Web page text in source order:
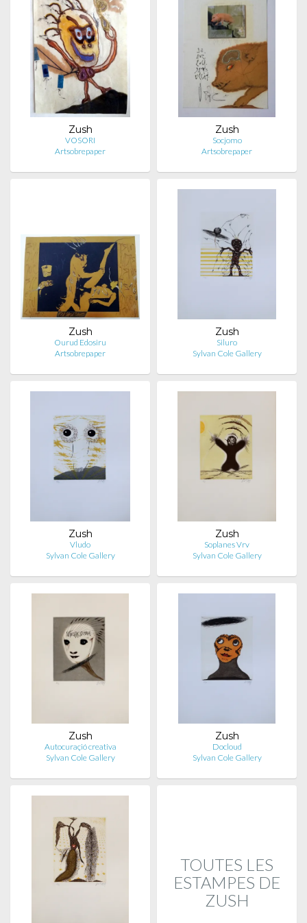
Zush
VOSORI
Artsobrepaper
Zush
Socjomo
Artsobrepaper
Zush
Ourud Edosiru
Artsobrepaper
Zush
Siluro
Sylvan Cole Gallery
Zush
Vludo
Sylvan Cole Gallery
Zush
Soplanes Vrv
Sylvan Cole Gallery
Zush
Autocuraçió creativa
Sylvan Cole Gallery
Zush
Docloud
Sylvan Cole Gallery
TOUTES LES
ESTAMPES DE
ZUSH